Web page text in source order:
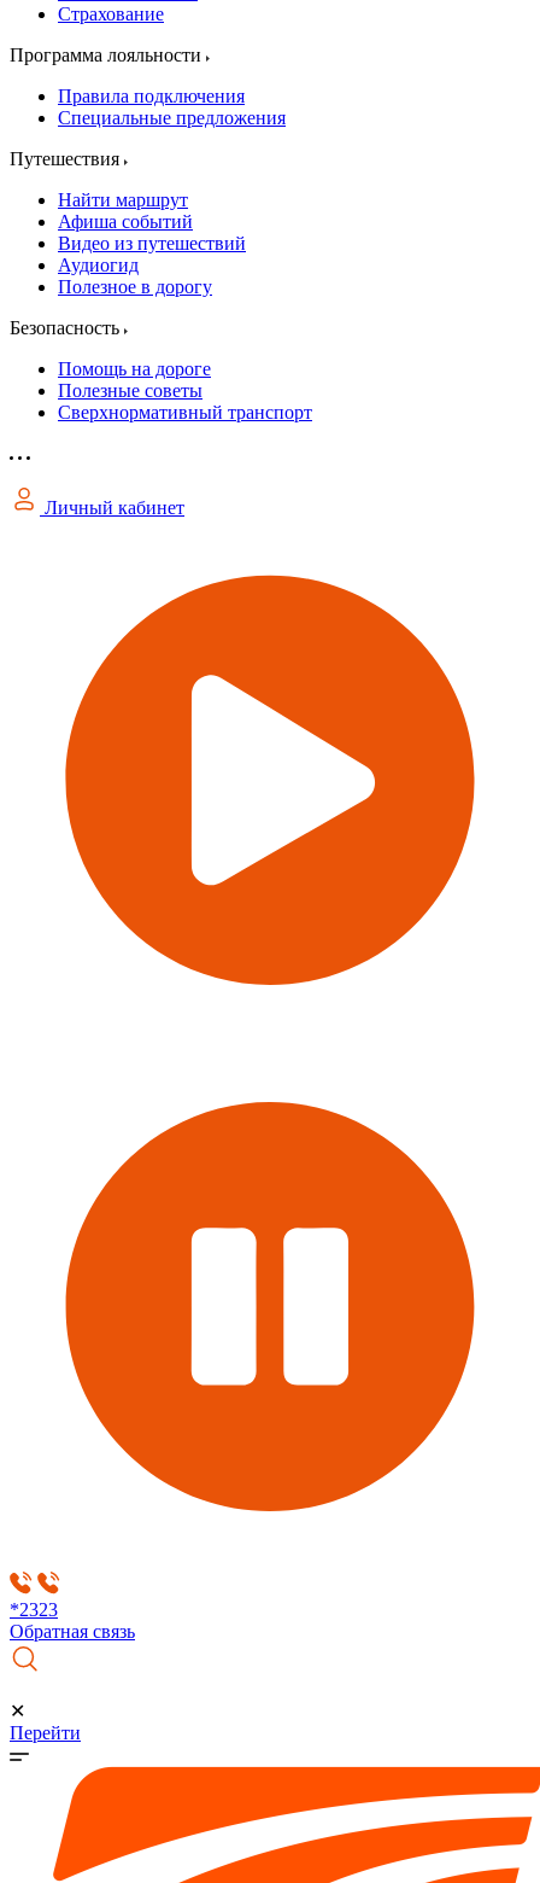
Страхование
Программа лояльности
Правила подключения
Специальные предложения
Путешествия
Найти маршрут
Афиша событий
Видео из путешествий
Аудиогид
Полезное в дорогу
Безопасность
Помощь на дороге
Полезные советы
Сверхнормативный транспорт
Личный кабинет
*2323
Обратная связь
✕
Перейти